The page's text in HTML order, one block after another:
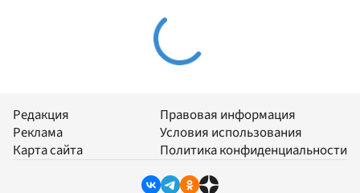
Редакция
Реклама
Карта сайта
Правовая информация
Условия использования
Политика конфиденциальности